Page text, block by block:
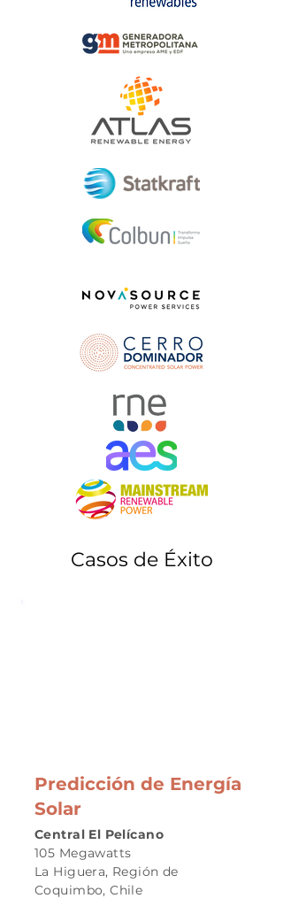
Casos de Éxito
Predicción de Energía
Solar
Central El Pelícano
105 Megawatts
La Higuera, Región de
Coquimbo, Chile